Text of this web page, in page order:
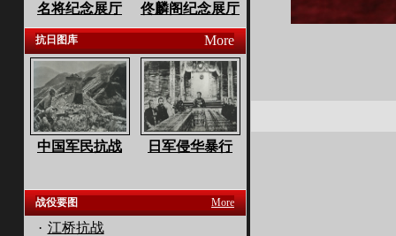
名将纪念展厅 佟麟阁纪念展厅
抗日图库 More
中国军民抗战 日军侵华暴行
战役要图 More
· 江桥抗战